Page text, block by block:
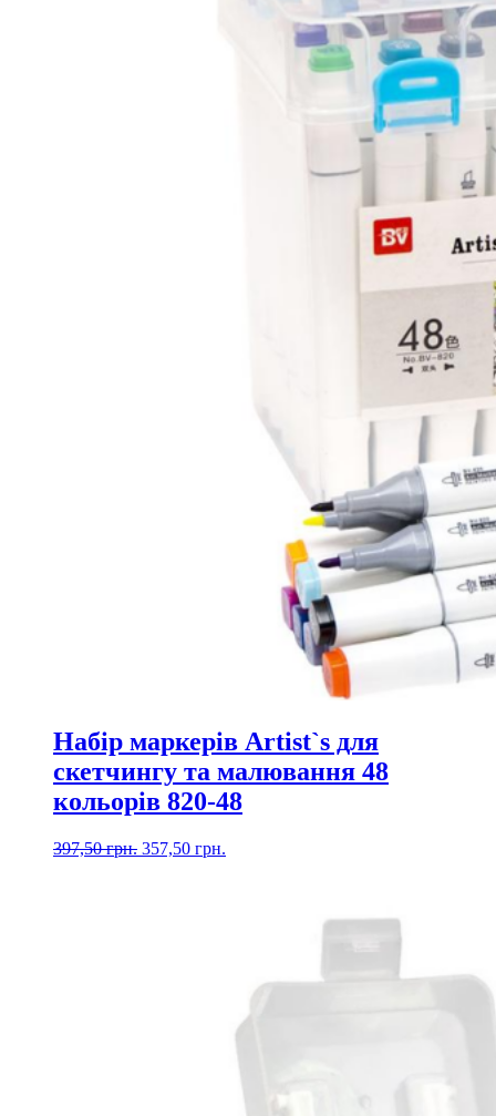
Набір маркерів Artist`s для
скетчингу та малювання 48
кольорів 820-48
397,50грн. Оригінальна
357,50 грн.